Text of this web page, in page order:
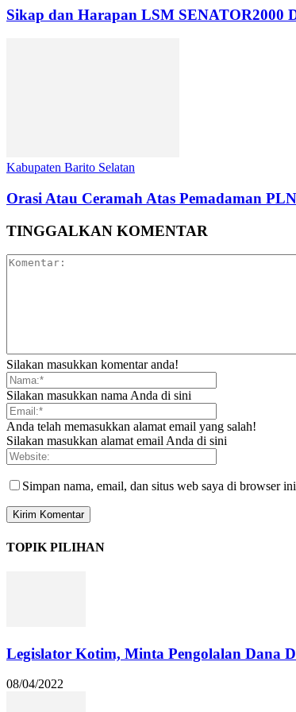
Sikap dan Harapan LSM SENATOR2000
Kabupaten Barito Selatan
Orasi Atau Ceramah Atas Pemadaman
TINGGALKAN KOMENTAR
Silakan masukkan komentar anda!
Silakan masukkan nama Anda di sini
Anda telah memasukkan alamat email yang salah!
Silakan masukkan alamat email Anda di sini
Simpan nama, email, dan situs web saya di browser
TOPIK PILIHAN
Legislator Kotim, Minta Pengolalan Dana
08/04/2022